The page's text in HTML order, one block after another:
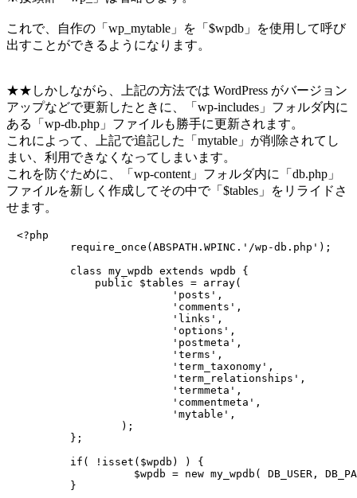
これで、自作の「wp_mytable」を「$wpdb」を使用して呼び
出すことができるようになります。
★★しかしながら、上記の方法では WordPress がバージョン
アップなどで更新したときに、「wp-includes」フォルダ内に
ある「wp-db.php」ファイルも勝手に更新されます。
これによって、上記で追記した「mytable」が削除されてし
まい、利用できなくなってしまいます。
これを防ぐために、「wp-content」フォルダ内に「db.php」
ファイルを新しく作成してその中で「$tables」をリライドさ
せます。
<?php
          require_once(ABSPATH.WPINC.'/wp-db.php');
          class my_wpdb extends wpdb {
         　　　public $tables = array(
          };
          if( !isset($wpdb) ) {
$wpdb = new my_wpdb( DB_USER,
          }